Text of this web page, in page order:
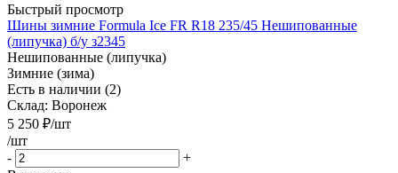
Быстрый просмотр
Шины зимние Formula Ice FR R18 235/45 Нешипованные
(липучка) б/у з2345
Нешипованные (липучка)
Зимние (зима)
Есть в наличии (2)
Склад: Воронеж
5 250 ₽/шт
/шт
-
+